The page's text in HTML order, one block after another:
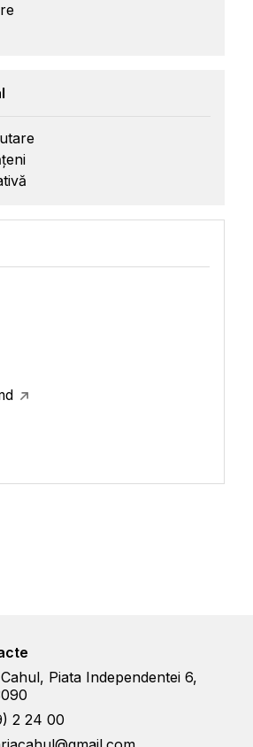
Piata Independentei 6,
2 24 00